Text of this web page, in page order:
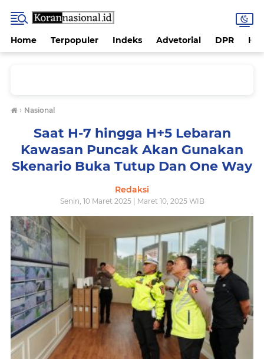
Home Terpopuler Indeks Advetorial DPR
› Nasional
Saat H-7 hingga H+5 Lebaran
Kawasan Puncak Akan Gunakan
Skenario Buka Tutup Dan One Way
Redaksi
Senin, 10 Maret 2025 | Maret 10, 2025 WIB